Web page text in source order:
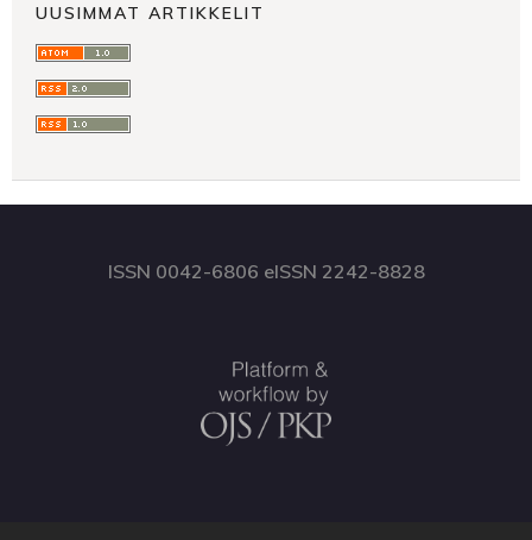
UUSIMMAT ARTIKKELIT
ISSN 0042-6806 eISSN 2242-8828